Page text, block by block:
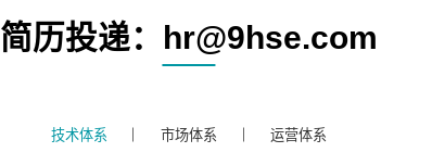
简历投递：hr@9hse.com
技术体系 市场体系 运营体系